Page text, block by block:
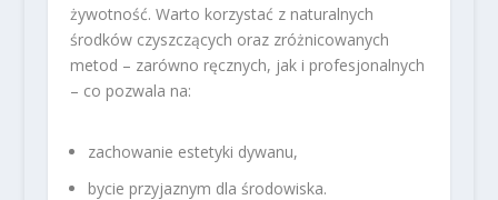
żywotność. Warto korzystać z naturalnych
środków czyszczących oraz zróżnicowanych
metod – zarówno ręcznych, jak i profesjonalnych
– co pozwala na:
zachowanie estetyki dywanu,
bycie przyjaznym dla środowiska.